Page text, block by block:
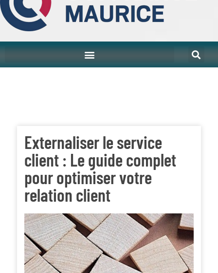
Externaliser le service
client : Le guide complet
pour optimiser votre
relation client